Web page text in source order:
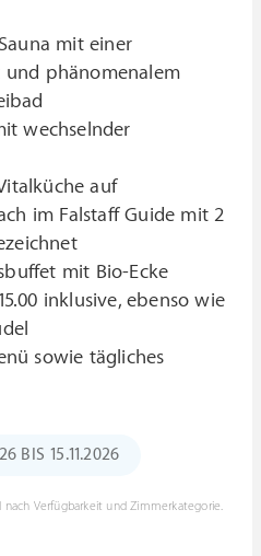
mit einer
und phänomenalem
wechselnder
auf
im Falstaff Guide mit 2
mit Bio-Ecke
inklusive, ebenso wie
sowie tägliches
BIS 15.11.2026
Verfügbarkeit und Zimmerkategorie.